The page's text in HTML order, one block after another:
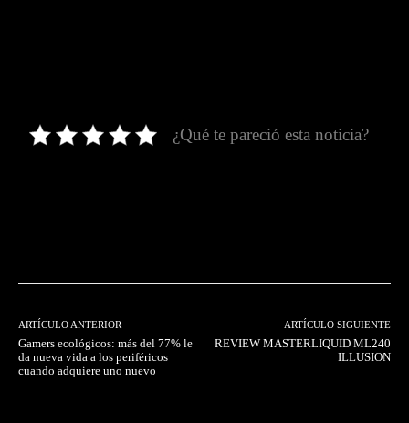
¿Qué te pareció esta noticia?
ARTÍCULO ANTERIOR
Gamers ecológicos: más del 77% le
da nueva vida a los periféricos
cuando adquiere uno nuevo
ARTÍCULO SIGUIENTE
REVIEW MASTERLIQUID ML240
ILLUSION